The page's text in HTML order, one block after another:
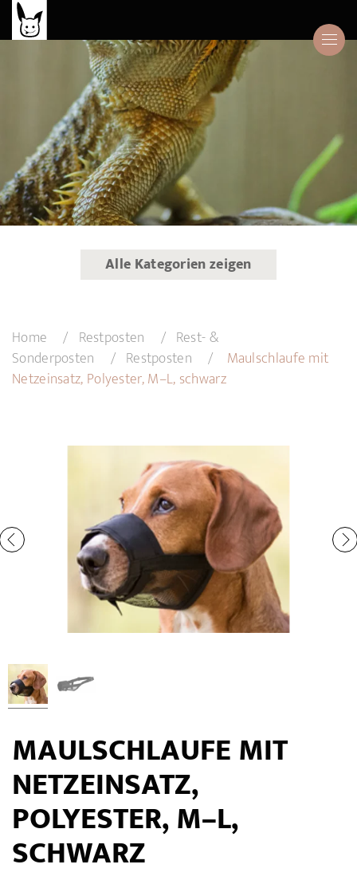
Alle Kategorien zeigen
Home Restposten
Rest- &
Sonderposten
Restposten
Maulschlaufe mit
Netzeinsatz, Polyester, M–L, schwarz
MAULSCHLAUFE MIT
NETZEINSATZ,
POLYESTER, M–L,
SCHWARZ